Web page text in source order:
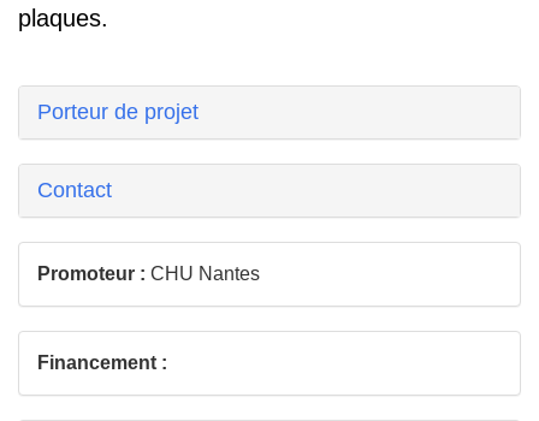
plaques.
Porteur de projet
Contact
Promoteur : CHU Nantes
Financement :